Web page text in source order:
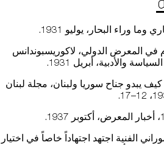
وراء البحار، يوليو 1931.
في المعرض الدولي، لاكوريسبوندانس
والأدبية، أبريل 1931.
يبدو جناح سوريا ولبنان، مجلة لبنان
الفنية اجتهد اجتهاداً خاصاً في اختيار